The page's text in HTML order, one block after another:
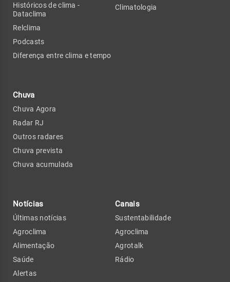
Históricos de clima -
Dataclima
Relclima
Podcasts
Diferença entre clima e tempo
Chuva
Chuva Agora
Radar RJ
Outros radares
Chuva prevista
Chuva acumulada
Climatologia
Notícias
Últimas notícias
Agroclima
Alimentação
Saúde
Alertas
Canais
Sustentabilidade
Agroclima
Agrotalk
Rádio